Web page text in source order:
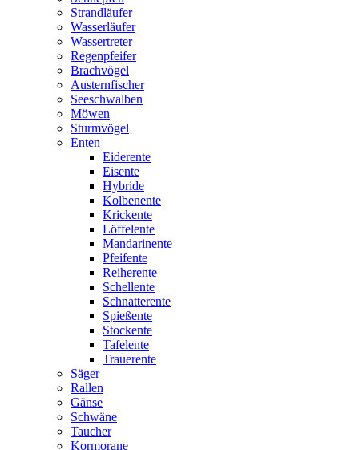
Strandläufer
Wasserläufer
Wassertreter
Regenpfeifer
Brachvögel
Austernfischer
Seeschwalben
Möwen
Sturmvögel
Enten
Eiderente
Eisente
Hybride
Kolbenente
Krickente
Löffelente
Mandarinente
Pfeifente
Reiherente
Schellente
Schnatterente
Spießente
Stockente
Tafelente
Trauerente
Säger
Rallen
Gänse
Schwäne
Taucher
Kormorane